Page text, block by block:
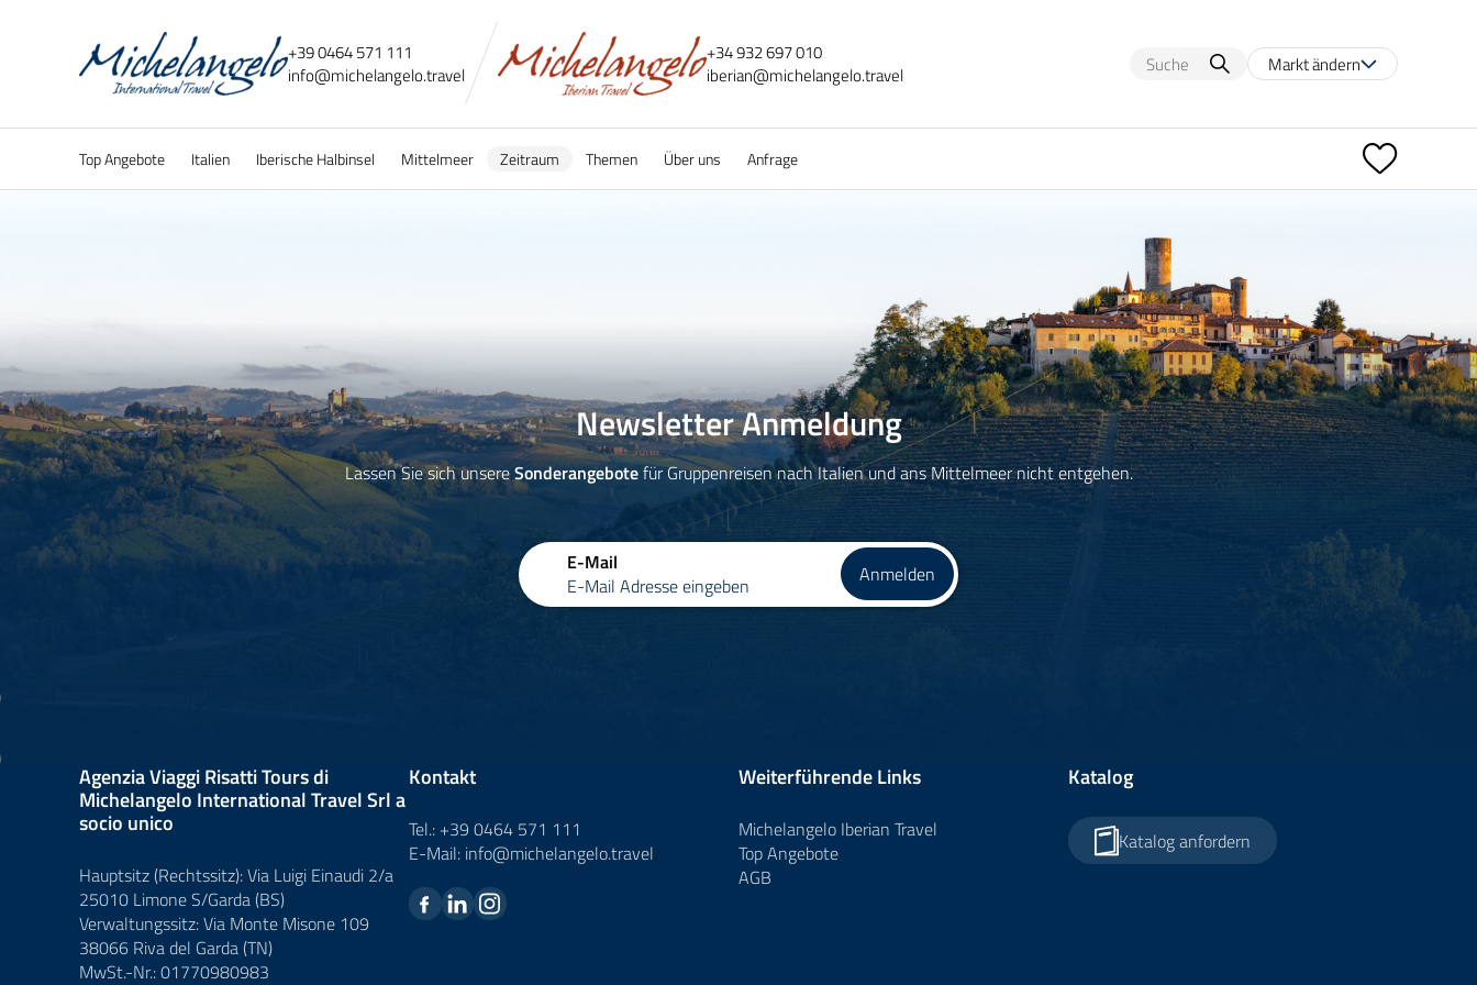
+39 0464 571 111
info@michelangelo.travel
+34 932 697 010
iberian@michelangelo.travel Markt ändern
Top Angebote Italien Iberische Halbinsel Mittelmeer Zeitraum Themen Über uns Anfrage
Newsletter Anmeldung
Lassen Sie sich unsereSonderangebotefür Gruppenreisen nach Italien und ans Mittelmeer nicht entgehen.
E-Mail
E-Mail Adresse eingeben
Anmelden
Agenzia Viaggi Risatti Tours di
Michelangelo International Travel Srl a
socio unico
Hauptsitz (Rechtssitz): Via Luigi Einaudi 2/a
25010 Limone S/Garda (BS)
Verwaltungssitz: Via Monte Misone 109
38066 Riva del Garda (TN)
MwSt.-Nr.: 01770980983
Kontakt
Tel.: +39 0464 571 111
E-Mail: info@michelangelo.travel
Weiterführende Links
Michelangelo Iberian Travel
Top Angebote
AGB
Katalog
Katalog anfordern